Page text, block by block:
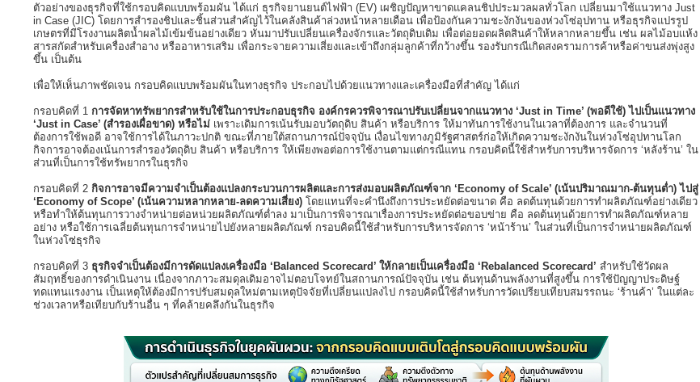
ตัวอย่างของธุรกิจที่ใช้กรอบคิดแบบพร้อมผัน ได้แก่ ธุรกิจยานยนต์ไฟฟ้า (EV) เผชิญปัญหาขาดแคลนชิปประมวลผลทั่วโลก เปลี่ยนมาใช้แนวทาง Just
in Case (JIC) โดยการสำรองชิปและชิ้นส่วนสำคัญไว้ในคลังสินค้าล่วงหน้าหลายเดือน เพื่อป้องกันความชะงักงันของห่วงโซ่อุปทาน หรือธุรกิจแปรรูป
เกษตรที่มีโรงงานผลิตน้ำผลไม้เข้มข้นอย่างเดียว หันมาปรับเปลี่ยนเครื่องจักรและวัตถุดิบเดิม เพื่อต่อยอดผลิตสินค้าให้หลากหลายขึ้น เช่น ผลไม้อบแห้ง
สารสกัดสำหรับเครื่องสำอาง หรืออาหารเสริม เพื่อกระจายความเสี่ยงและเข้าถึงกลุ่มลูกค้าที่กว้างขึ้น รองรับกรณีเกิดสงครามการค้าหรือค่าขนส่งพุ่งสูง
ขึ้น เป็นต้น
เพื่อให้เห็นภาพชัดเจน กรอบคิดแบบพร้อมผันในทางธุรกิจ ประกอบไปด้วยแนวทางและเครื่องมือที่สำคัญ ได้แก่
กรอบคิดที่ 1 การจัดหาทรัพยากรสำหรับใช้ในการประกอบธุรกิจ องค์กรควรพิจารณาปรับเปลี่ยนจากแนวทาง ‘Just in Time’ (พอดีใช้) ไปเป็นแนวทาง
‘Just in Case’ (สำรองเผื่อขาด) หรือไม่เพราะเดิมการเน้นรับมอบวัตถุดิบ สินค้า หรือบริการ ให้มาทันการใช้งานในเวลาที่ต้องการ และจำนวนที่
ต้องการใช้พอดี อาจใช้การได้ในภาวะปกติ ขณะที่ภายใต้สถานการณ์ปัจจุบัน เงื่อนไขทางภูมิรัฐศาสตร์ก่อให้เกิดความชะงักงันในห่วงโซ่อุปทานโลก
กิจการอาจต้องเน้นการสำรองวัตถุดิบ สินค้า หรือบริการ ให้เพียงพอต่อการใช้งานตามแต่กรณีแทน กรอบคิดนี้ใช้สำหรับการบริหารจัดการ ‘หลังร้าน’ ใน
ส่วนที่เป็นการใช้ทรัพยากรในธุรกิจ
กรอบคิดที่ 2 กิจการอาจมีความจำเป็นต้องแปลงกระบวนการผลิตและการส่งมอบผลิตภัณฑ์จาก ‘Economy of Scale’ (เน้นปริมาณมาก-ต้นทุนต่ำ) ไปสู่
‘Economy of Scope’ (เน้นความหลากหลาย-ลดความเสี่ยง)โดยแทนที่จะคำนึงถึงการประหยัดต่อขนาด คือ ลดต้นทุนด้วยการทำผลิตภัณฑ์อย่างเดียว
หรือทำให้ต้นทุนการวางจำหน่ายต่อหน่วยผลิตภัณฑ์ต่ำลง มาเป็นการพิจารณาเรื่องการประหยัดต่อขอบข่าย คือ ลดต้นทุนด้วยการทำผลิตภัณฑ์หลาย
อย่าง หรือใช้การเฉลี่ยต้นทุนการจำหน่ายไปยังหลายผลิตภัณฑ์ กรอบคิดนี้ใช้สำหรับการบริหารจัดการ ‘หน้าร้าน’ ในส่วนที่เป็นการจำหน่ายผลิตภัณฑ์
ในห่วงโซ่ธุรกิจ
กรอบคิดที่ 3 ธุรกิจจำเป็นต้องมีการดัดแปลงเครื่องมือ ‘Balanced Scorecard’ ให้กลายเป็นเครื่องมือ ‘Rebalanced Scorecard’ สำหรับใช้วัดผล
สัมฤทธิ์ของการดำเนินงาน เนื่องจากภาวะสมดุลเดิมอาจไม่ตอบโจทย์ในสถานการณ์ปัจจุบัน เช่น ต้นทุนด้านพลังงานที่สูงขึ้น การใช้ปัญญาประดิษฐ์
ทดแทนแรงงาน เป็นเหตุให้ต้องมีการปรับสมดุลใหม่ตามเหตุปัจจัยที่เปลี่ยนแปลงไป กรอบคิดนี้ใช้สำหรับการวัดเปรียบเทียบสมรรถนะ ‘ร้านค้า’ ในแต่ละ
ช่วงเวลาหรือเทียบกับร้านอื่น ๆ ที่คล้ายคลึงกันในธุรกิจ